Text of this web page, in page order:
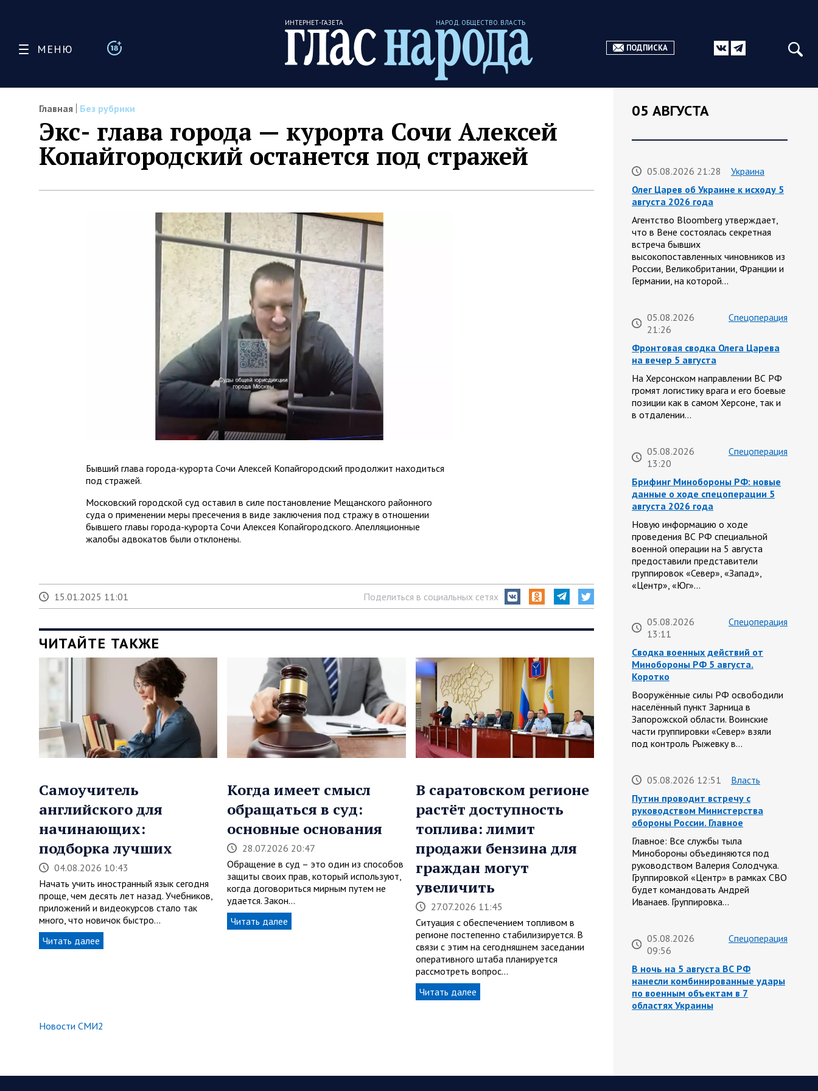
МЕНЮ
ИНТЕРНЕТ-ГАЗЕТА НАРОД. ОБЩЕСТВО. ВЛАСТЬ
ПОДПИСКА
Главная Без рубрики
Экс- глава города — курорта Сочи Алексей
Копайгородский останется под стражей
Бывший глава города-курорта Сочи Алексей Копайгородский продолжит находиться
под стражей.
Московский городской суд оставил в силе постановление Мещанского районного
суда о применении меры пресечения в виде заключения под стражу в отношении
бывшего главы города-курорта Сочи Алексея Копайгородского. Апелляционные
жалобы адвокатов были отклонены.
15.01.2025 11:01 Поделиться в социальных сетях
ЧИТАЙТЕ ТАКЖЕ
Самоучитель
английского для
начинающих:
подборка лучших
04.08.2026 10:43
Начать учить иностранный язык сегодня
проще, чем десять лет назад. Учебников,
приложений и видеокурсов стало так
много, что новичок быстро…
Читать далее
Когда имеет смысл
обращаться в суд:
основные основания
28.07.2026 20:47
Обращение в суд – это один из способов
защиты своих прав, который используют,
когда договориться мирным путем не
удается. Закон…
Читать далее
В саратовском регионе
растёт доступность
топлива: лимит
продажи бензина для
граждан могут
увеличить
27.07.2026 11:45
Ситуация с обеспечением топливом в
регионе постепенно стабилизируется. В
связи с этим на сегодняшнем заседании
оперативного штаба планируется
рассмотреть вопрос…
Читать далее
Новости СМИ2
05 АВГУСТА
05.08.2026 21:28
Украина
Олег Царев об Украине к исходу 5
августа 2026 года
Агентство Bloomberg утверждает,
что в Вене состоялась секретная
встреча бывших
высокопоставленных чиновников из
России, Великобритании, Франции и
Германии, на которой…
05.08.2026
21:26
Спецоперация
Фронтовая сводка Олега Царева
на вечер 5 августа
На Херсонском направлении ВС РФ
громят логистику врага и его боевые
позиции как в самом Херсоне, так и
в отдалении…
05.08.2026
13:20
Спецоперация
Брифинг Минобороны РФ: новые
данные о ходе спецоперации 5
августа 2026 года
Новую информацию о ходе
проведения ВС РФ специальной
военной операции на 5 августа
предоставили представители
группировок «Север», «Запад»,
«Центр», «Юг»…
05.08.2026
13:11
Спецоперация
Сводка военных действий от
Минобороны РФ 5 августа.
Коротко
Вооружённые силы РФ освободили
населённый пункт Зарница в
Запорожской области. Воинские
части группировки «Север» взяли
под контроль Рыжевку в…
05.08.2026 12:51
Власть
Путин проводит встречу с
руководством Министерства
обороны России. Главное
Главное: Все службы тыла
Минобороны объединяются под
руководством Валерия Солодчука.
Группировкой «Центр» в рамках СВО
будет командовать Андрей
Иванаев. Группировка…
05.08.2026
09:56
Спецоперация
В ночь на 5 августа ВС РФ
нанесли комбинированные удары
по военным объектам в 7
областях Украины